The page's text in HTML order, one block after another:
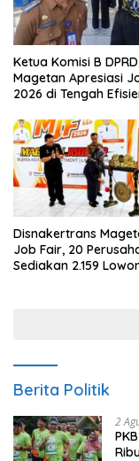
Ketua Komisi B DPRD
Magetan Apresiasi
2026 di Tengah
Disnakertrans
Job Fair, 20
Sediakan 2.159
Berita Politik
2